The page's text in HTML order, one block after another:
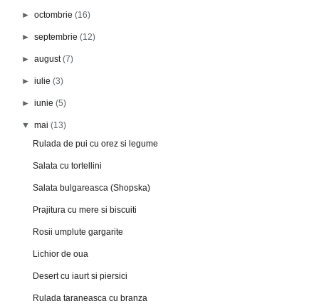
►octombrie(16)
►septembrie(12)
►august(7)
►iulie(3)
►iunie(5)
▼mai(13)
Rulada de pui cu orez si legume
Salata cu tortellini
Salata bulgareasca (Shopska)
Prajitura cu mere si biscuiti
Rosii umplute gargarite
Lichior de oua
Desert cu iaurt si piersici
Rulada taraneasca cu branza